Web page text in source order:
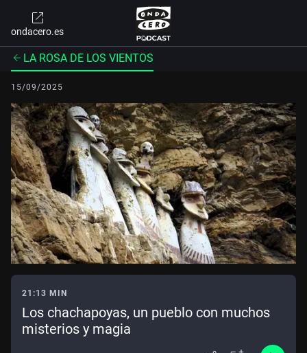
ondacero.es
LA ROSA DE LOS VIENTOS
15/09/2025
21:13 MIN
Los chachapoyas, un pueblo con muchos
misterios y magia